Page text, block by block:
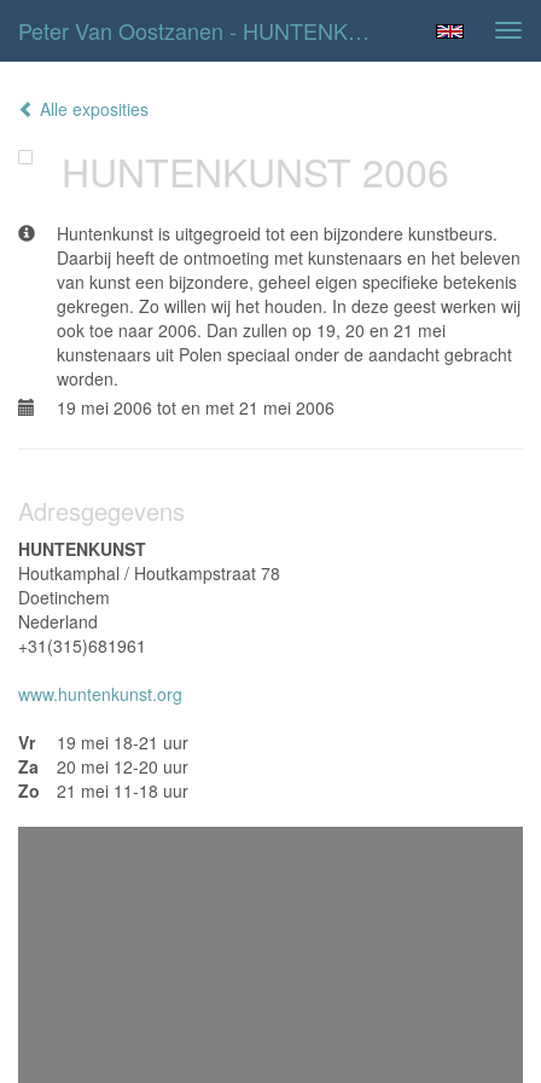
Peter Van Oostzanen - HUNTENKUNST 2006
Alle exposities
HUNTENKUNST 2006
Huntenkunst is uitgegroeid tot een bijzondere kunstbeurs.
Daarbij heeft de ontmoeting met kunstenaars en het beleven
van kunst een bijzondere, geheel eigen specifieke betekenis
gekregen. Zo willen wij het houden. In deze geest werken wij
ook toe naar 2006. Dan zullen op 19, 20 en 21 mei
kunstenaars uit Polen speciaal onder de aandacht gebracht
worden.
19 mei 2006 tot en met 21 mei 2006
Adresgegevens
HUNTENKUNST
Houtkamphal / Houtkampstraat 78
Doetinchem
Nederland
+31(315)681961
www.huntenkunst.org
Vr
19 mei 18-21 uur
Za
20 mei 12-20 uur
Zo
21 mei 11-18 uur